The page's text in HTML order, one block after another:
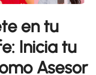
en tu
Inicia tu
Asesor